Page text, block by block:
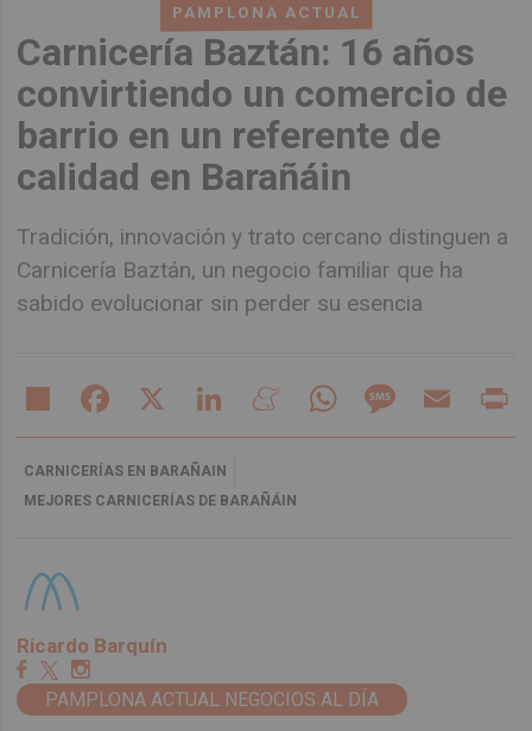
PAMPLONA ACTUAL
Carnicería Baztán: 16 años
convirtiendo un comercio de
barrio en un referente de
calidad en Barañáin
Tradición, innovación y trato cercano distinguen a
Carnicería Baztán, un negocio familiar que ha
sabido evolucionar sin perder su esencia
Share Facebook LinkedIn MeneameWhatsAppMessageEmail
CARNICERÍAS EN BARAÑAIN
MEJORES CARNICERÍAS DE BARAÑÁIN
Ricardo Barquín
PAMPLONA ACTUAL NEGOCIOS AL DÍA